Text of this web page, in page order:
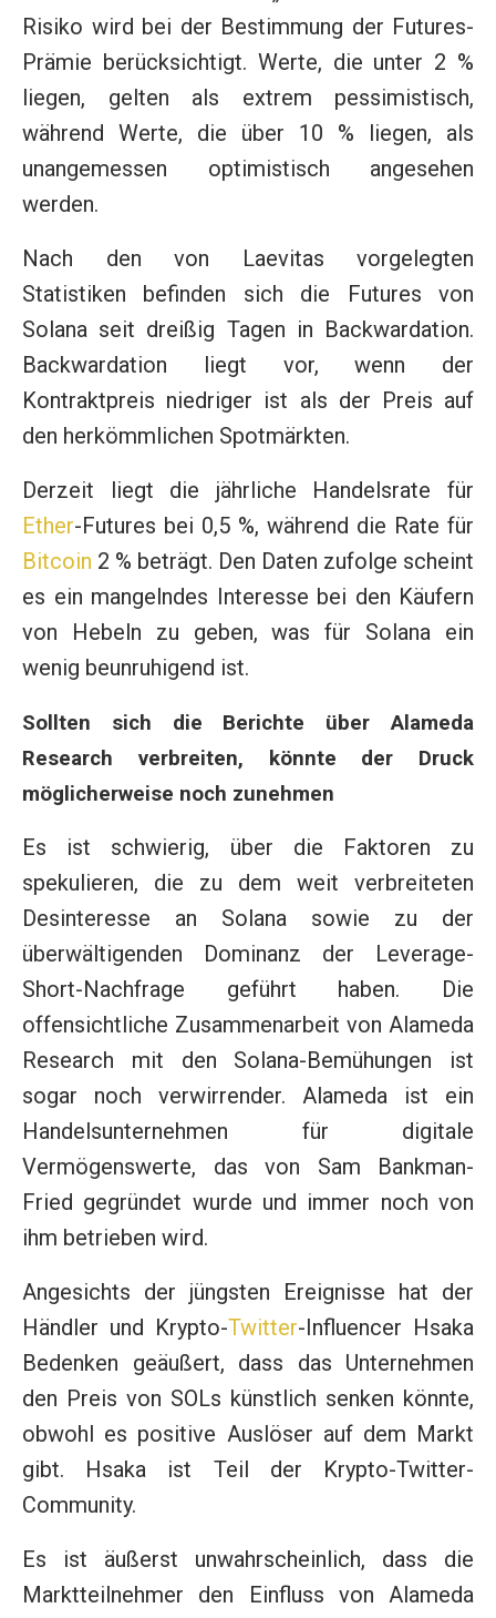
Risiko wird bei der Bestimmung der Futures-
Prämie berücksichtigt. Werte, die unter 2 %
liegen, gelten als extrem pessimistisch,
während Werte, die über 10 % liegen, als
unangemessen optimistisch angesehen
werden.
Nach den von Laevitas vorgelegten
Statistiken befinden sich die Futures von
Solana seit dreißig Tagen in Backwardation.
Backwardation liegt vor, wenn der
Kontraktpreis niedriger ist als der Preis auf
den herkömmlichen Spotmärkten.
Derzeit liegt die jährliche Handelsrate für
Ether-Futures bei 0,5 %, während die Rate für
Bitcoin 2 % beträgt. Den Daten zufolge scheint
es ein mangelndes Interesse bei den Käufern
von Hebeln zu geben, was für Solana ein
wenig beunruhigend ist.
Sollten sich die Berichte über Alameda
Research verbreiten, könnte der Druck
möglicherweise noch zunehmen
Es ist schwierig, über die Faktoren zu
spekulieren, die zu dem weit verbreiteten
Desinteresse an Solana sowie zu der
überwältigenden Dominanz der Leverage-
Short-Nachfrage geführt haben. Die
offensichtliche Zusammenarbeit von Alameda
Research mit den Solana-Bemühungen ist
sogar noch verwirrender. Alameda ist ein
Handelsunternehmen für digitale
Vermögenswerte, das von Sam Bankman-
Fried gegründet wurde und immer noch von
ihm betrieben wird.
Angesichts der jüngsten Ereignisse hat der
Händler und Krypto-Twitter-Influencer Hsaka
Bedenken geäußert, dass das Unternehmen
den Preis von SOLs künstlich senken könnte,
obwohl es positive Auslöser auf dem Markt
gibt. Hsaka ist Teil der Krypto-Twitter-
Community.
Es ist äußerst unwahrscheinlich, dass die
Marktteilnehmer den Einfluss von Alameda